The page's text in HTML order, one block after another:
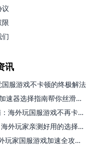
议
限
们
讯
服游戏不卡顿的终极解法
海外党打枪神纪卡成PPT？这篇加速器选择指南帮你丝滑上分
美国打我的起源加速器下载指南：海外玩国服游戏不再卡的终极方案
江南百景图国外加速器有哪些？海外玩家亲测好用的选择与避坑指南
去国外能打王国保卫战4吗？海外玩家国服游戏加速全攻略（附公主连结幻想江湖实测）